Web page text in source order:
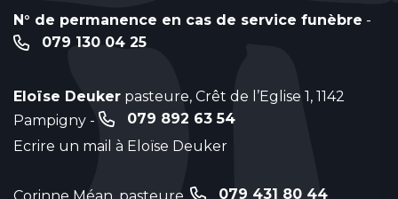
N° de permanence en cas de service funèbre -
079 130 04 25
Eloïse Deuker pasteure, Crêt de l’Eglise 1, 1142
Pampigny -
079 892 63 54
Ecrire un mail à Eloïse Deuker
Corinne Méan, pasteure,
079 431 80 44